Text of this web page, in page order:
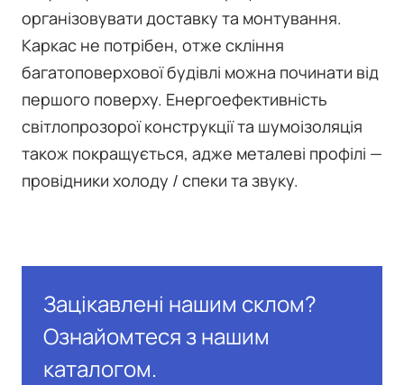
організовувати доставку та монтування.
Каркас не потрібен, отже скління
багатоповерхової будівлі можна починати від
першого поверху. Енергоефективність
світлопрозорої конструкції та шумоізоляція
також покращується, адже металеві профілі —
провідники холоду / спеки та звуку.
Зацікавлені нашим склом?
Ознайомтеся з нашим
каталогом.